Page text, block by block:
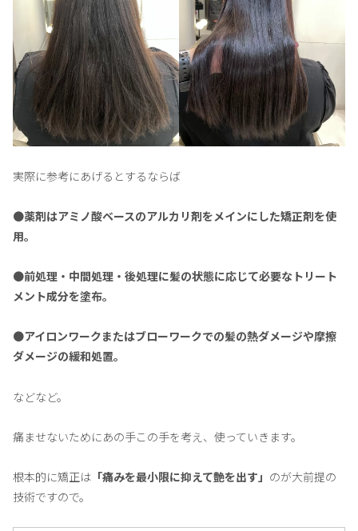
実際に参考にあげるとするならば
●薬剤はアミノ酸ベースのアルカリ剤をメインにした矯正剤を使
用。
●前処理・中間処理・後処理に髪の状態に応じて必要なトリート
メント成分を塗布。
●アイロンワークまたはブローワークでの髪の熱ダメージや摩擦
ダメージの緩和処置。
などなど。
痛ませないためにあの手この手を考え、使っていきます。
根本的に矯正は 「痛みを最小限に抑えて艶を出す」 のが大前提の
技術ですので。